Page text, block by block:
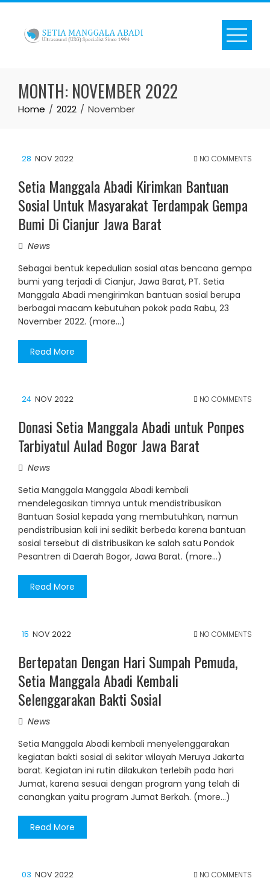
Skip
content
MONTH: NOVEMBER 2022
Home 2022 November
28 NOV 2022 NO COMMENTS
Setia Manggala Abadi Kirimkan Bantuan
Sosial Untuk Masyarakat Terdampak Gempa
Bumi Di Cianjur Jawa Barat
News
Sebagai bentuk kepedulian sosial atas bencana gempa
bumi yang terjadi di Cianjur, Jawa Barat, PT. Setia
Manggala Abadi mengirimkan bantuan sosial berupa
berbagai macam kebutuhan pokok pada Rabu, 23
November 2022. (more…)
Read More
24 NOV 2022 NO COMMENTS
Donasi Setia Manggala Abadi untuk Ponpes
Tarbiyatul Aulad Bogor Jawa Barat
News
Setia Manggala Manggala Abadi kembali
mendelegasikan timnya untuk mendistribusikan
Bantuan Sosial kepada yang membutuhkan, namun
pendistribusian kali ini sedikit berbeda karena bantuan
sosial tersebut di distribusikan ke salah satu Pondok
Pesantren di Daerah Bogor, Jawa Barat. (more…)
Read More
15 NOV 2022 NO COMMENTS
Bertepatan Dengan Hari Sumpah Pemuda,
Setia Manggala Abadi Kembali
Selenggarakan Bakti Sosial
News
Setia Manggala Abadi kembali menyelenggarakan
kegiatan bakti sosial di sekitar wilayah Meruya Jakarta
barat. Kegiatan ini rutin dilakukan terlebih pada hari
Jumat, karena sesuai dengan program yang telah di
canangkan yaitu program Jumat Berkah. (more…)
Read More
03 NOV 2022 NO COMMENTS